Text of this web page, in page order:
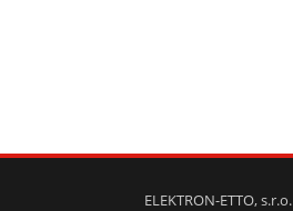
ELEKTRON-ETTO,